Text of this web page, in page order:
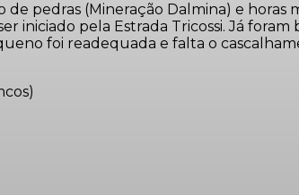
de pedras (Mineração Dalmina) e
iniciado pela Estrada Tricossi. Já
foi readequada e falta o